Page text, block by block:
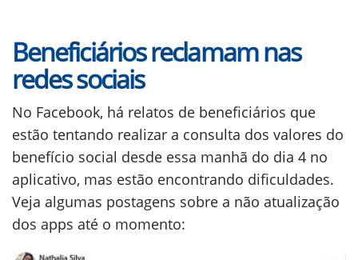
Beneficiários reclamam nas
redes sociais
No Facebook, há relatos de beneficiários que
estão tentando realizar a consulta dos valores do
benefício social desde essa manhã do dia 4 no
aplicativo, mas estão encontrando dificuldades.
Veja algumas postagens sobre a não atualização
dos apps até o momento: